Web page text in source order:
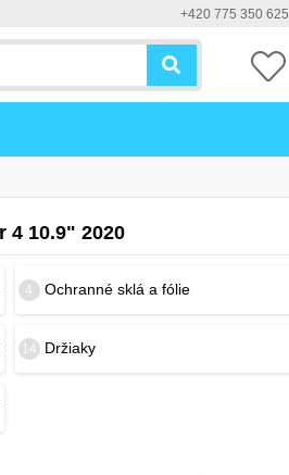
+420 775 350 625
4 10.9" 2020
4 Ochranné sklá a fólie
14 Držiaky